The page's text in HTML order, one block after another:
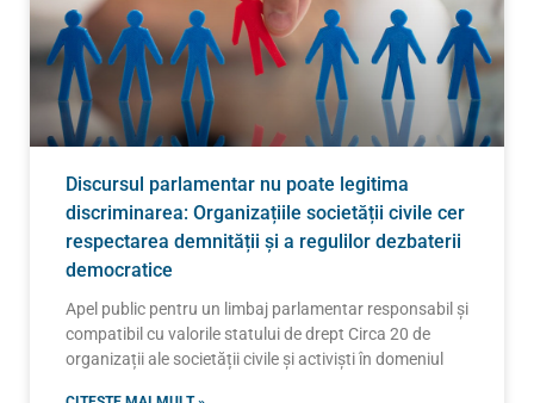
Discursul parlamentar nu poate legitima
discriminarea: Organizațiile societății civile cer
respectarea demnității și a regulilor dezbaterii
democratice
Apel public pentru un limbaj parlamentar responsabil și
compatibil cu valorile statului de drept Circa 20 de
organizații ale societății civile și activiști în domeniul